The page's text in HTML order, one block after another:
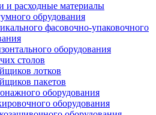
и расходные материалы
обрудования
фасовочно-упаковочного
оборудования
столов
лотков
пакетов
оборудования
оборудования